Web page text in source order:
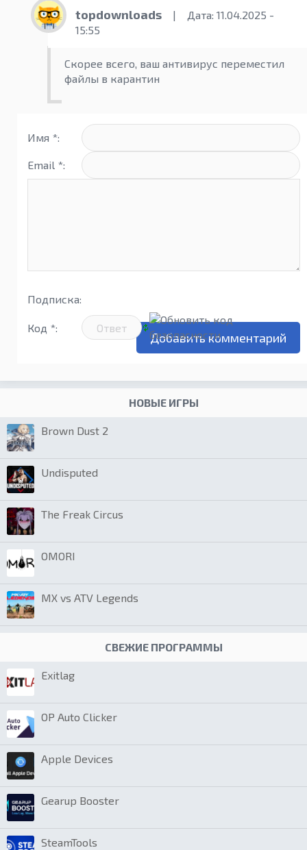
topdownloads |
Дата: 11.04.2025 -
15:55
Скорее всего, ваш антивирус переместил
файлы в карантин
Имя *:
Email *:
Подписка:
Код *:
НОВЫЕ ИГРЫ
Brown Dust 2
Undisputed
The Freak Circus
OMORI
MX vs ATV Legends
СВЕЖИЕ ПРОГРАММЫ
Exitlag
OP Auto Clicker
Apple Devices
Gearup Booster
SteamTools